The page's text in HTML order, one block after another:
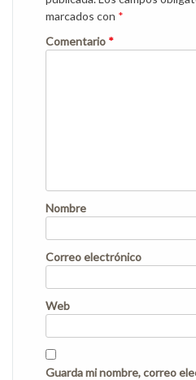
marcados con *
Comentario *
Nombre
Correo electrónico
Web
Guarda mi nombre, correo